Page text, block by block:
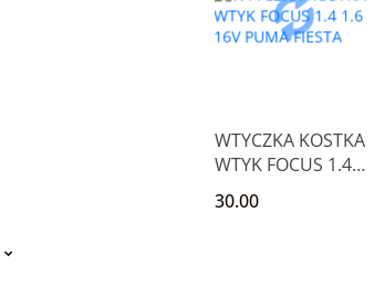
WTYCZKA KOSTKA
WTYK FOCUS 1.4
1.6 16V PUMA
FIESTA
30.00